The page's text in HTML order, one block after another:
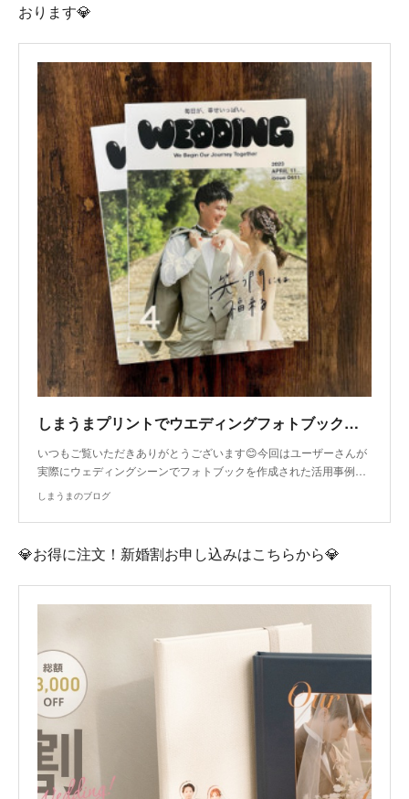
おります💎
しまうまプリントでウエディングフォトブックを作りませんか💎
いつもご覧いただきありがとうございます😊今回はユーザーさんが
実際にウェディングシーンでフォトブックを作成された活用事例…
しまうまのブログ
💎お得に注文！新婚割お申し込みはこちらから💎